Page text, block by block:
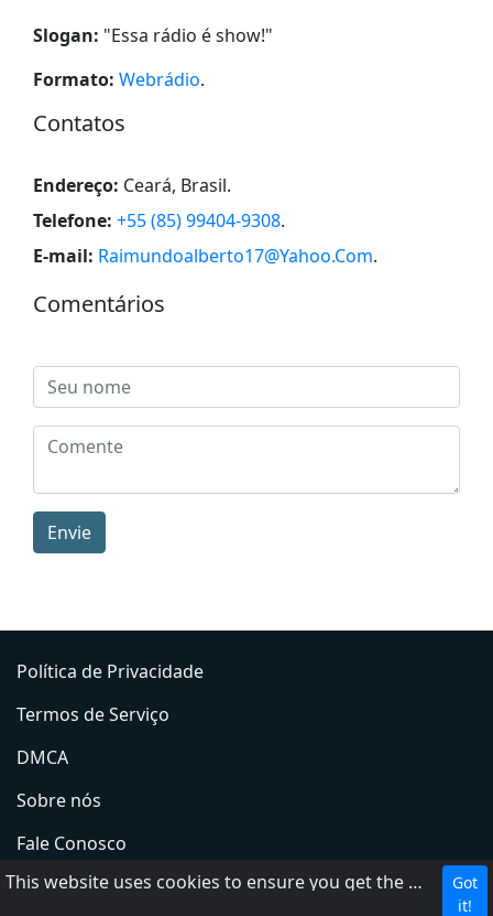
Slogan: "Essa rádio é show!"
Formato: Webrádio.
Contatos
Endereço: Ceará, Brasil.
Telefone: +55 (85) 99404-9308.
E-mail: Raimundoalberto17@Yahoo.Com.
Comentários
Envie
Política de Privacidade
Termos de Serviço
DMCA
Sobre nós
Fale Conosco
Adicionar rádio
This website uses cookies to ensure you get the best experience on our website.
Got
it!